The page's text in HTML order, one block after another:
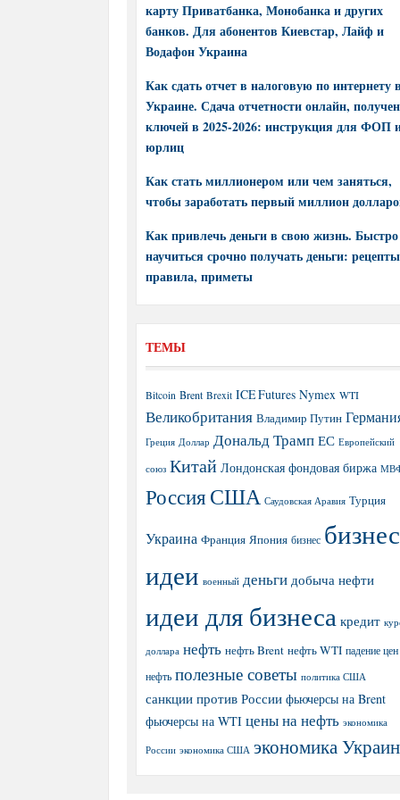
карту Приватбанка, Монобанка и других
банков. Для абонентов Киевстар, Лайф и
Водафон Украина
Как сдать отчет в налоговую по интернету в
Украине. Сдача отчетности онлайн,
ключей в 2025-2026: инструкция для ФОП
юрлиц
Как стать миллионером или чем заняться,
чтобы заработать первый миллион
Как привлечь деньги в свою жизнь. Быстро
научиться срочно получать деньги:
правила, приметы
ТЕМЫ
Bitcoin Brent Brexit ICE Futures Nymex WTI
Великобритания Владимир Путин
Греция Доллар Дональд Трамп ЕС Европейский
союз Китай Лондонская фондовая биржа
РоссияСША Саудовская Аравия Турция
Украина Франция Япония бизнес бизнес
идеи военный деньги добыча нефти
идеи для бизнеса кредит
доллара нефть нефть Brent нефть WTI падение
нефть полезные советы политика США
санкции против России фьючерсы на Brent
фьючерсы на WTI цены на нефть экономика
России экономика США экономика